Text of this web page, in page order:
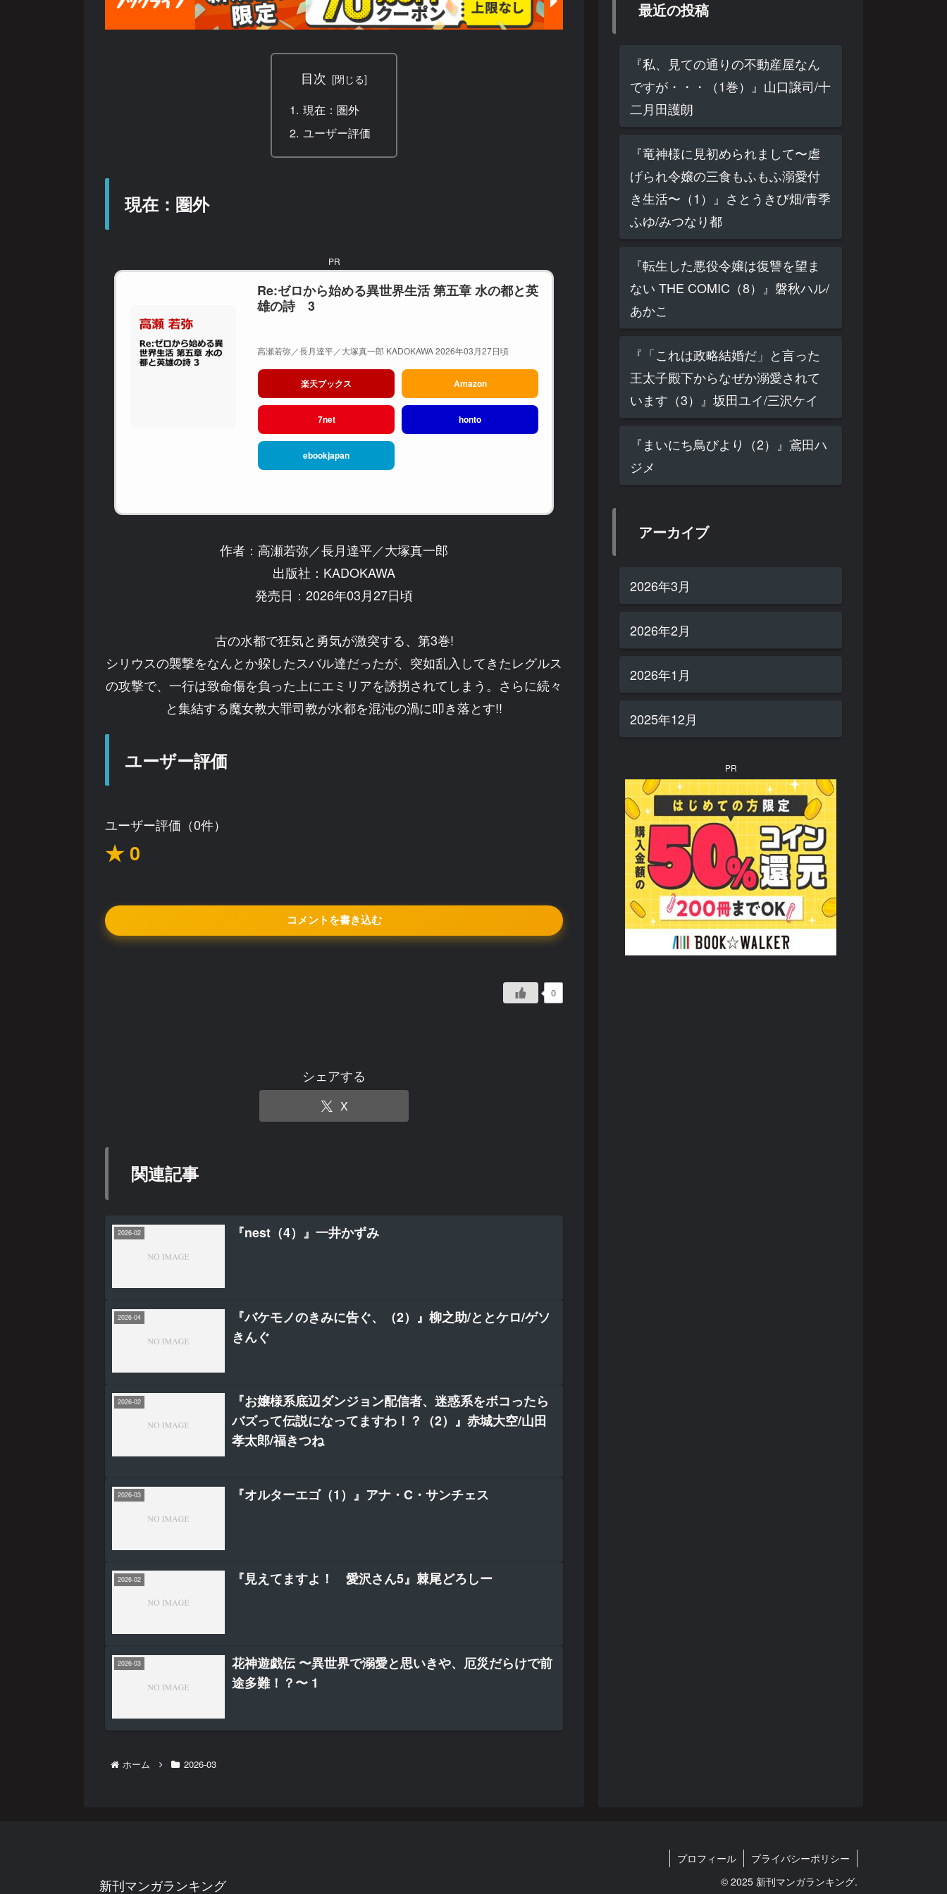
目次
現在：圏外
ユーザー評価
現在：圏外
PR
Re:ゼロから始める異世界生活 第五章 水の都と英
雄の詩 3
高瀬若弥／長月達平／大塚真一郎 KADOKAWA 2026年03月27日頃
楽天ブックス Amazon
7net honto
ebookjapan
作者：高瀬若弥／長月達平／大塚真一郎
出版社：KADOKAWA
発売日：2026年03月27日頃
古の水都で狂気と勇気が激突する、第3巻!
シリウスの襲撃をなんとか躱したスバル達だったが、突如乱入してきたレグルス
の攻撃で、一行は致命傷を負った上にエミリアを誘拐されてしまう。さらに続々
と集結する魔女教大罪司教が水都を混沌の渦に叩き落とす!!
ユーザー評価
ユーザー評価（0件）
★ 0
コメントを書き込む
0
シェアする
X
関連記事
2026-02 『nest（4）』一井かずみ
2026-04
『バケモノのきみに告ぐ、（2）』柳之助/ととケロ/ゲソ
きんぐ
2026-02
『お嬢様系底辺ダンジョン配信者、迷惑系をボコったら
バズって伝説になってますわ！？（2）』赤城大空/山田
孝太郎/福きつね
2026-03 『オルターエゴ（1）』アナ・C・サンチェス
2026-02 『見えてますよ！ 愛沢さん5』棘尾どろしー
2026-03
花神遊戯伝 〜異世界で溺愛と思いきや、厄災だらけで前
途多難！？〜 1
ホーム 2026-03
最近の投稿
『私、見ての通りの不動産屋なん
ですが・・・（1巻）』山口譲司/十
二月田護朗
『竜神様に見初められまして〜虐
げられ令嬢の三食もふもふ溺愛付
き生活〜（1）』さとうきび畑/青季
ふゆ/みつなり都
『転生した悪役令嬢は復讐を望ま
ない THE COMIC（8）』磐秋ハル/
あかこ
『「これは政略結婚だ」と言った
王太子殿下からなぜか溺愛されて
います（3）』坂田ユイ/三沢ケイ
『まいにち鳥びより（2）』鳶田ハ
ジメ
アーカイブ
2026年3月
2026年2月
2026年1月
2025年12月
PR
新刊マンガランキング
プロフィール
プライバシーポリシー
© 2025 新刊マンガランキング.